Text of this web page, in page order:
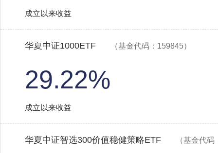
成立以来收益
华夏中证1000ETF （基金代码：159845）
29.22%
成立以来收益
华夏中证智选300价值稳健策略ETF （基金代